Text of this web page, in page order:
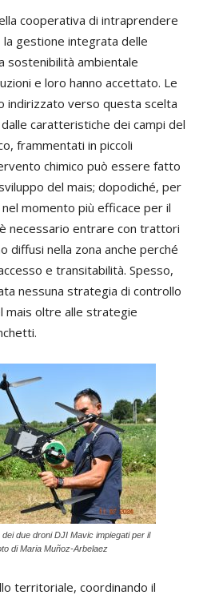
cooperativa di intraprendere
gestione integrata delle
sostenibilità ambientale
e loro hanno accettato. Le
indirizzato verso questa scelta
caratteristiche dei campi del
frammentati in piccoli
chimico può essere fatto
del mais; dopodiché, per
momento più efficace per il
necessario entrare con trattori
diffusi nella zona anche perché
e transitabilità. Spesso,
nessuna strategia di controllo
mais oltre alle strategie
due droni DJI Mavic impiegati per il
di Maria Muñoz-Arbelaez
territoriale, coordinando il